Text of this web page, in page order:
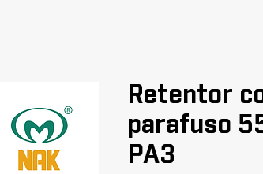
Retentor
parafuso
PA3